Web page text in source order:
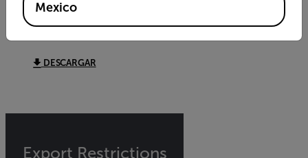
Extech 380400 380405
380500 Datasheet
DESCARGAR
Export Restrictions
Mexico